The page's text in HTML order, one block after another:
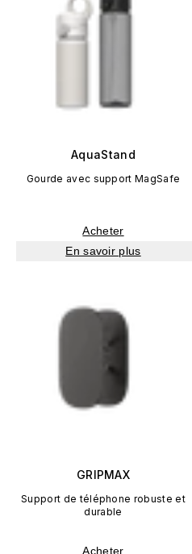
AquaStand
Gourde avec support MagSafe
Acheter
En savoir plus
GRIPMAX
Support de téléphone robuste et
durable
Acheter